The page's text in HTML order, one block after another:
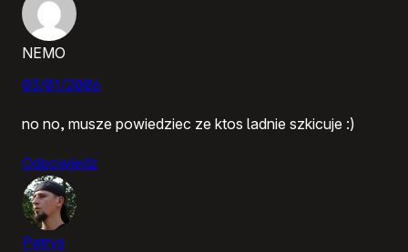
NEMO
03/01/2006
no no, musze powiedziec ze ktos ladnie szkicuje :)
Odpowiedz
Patrys